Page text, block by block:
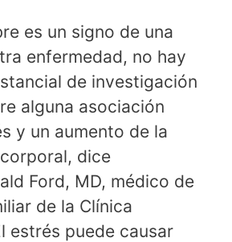
es un signo de una
enfermedad, no hay
de investigación
alguna asociación
y un aumento de la
dice
Ford, MD, médico de
de la Clínica
estrés puede causar